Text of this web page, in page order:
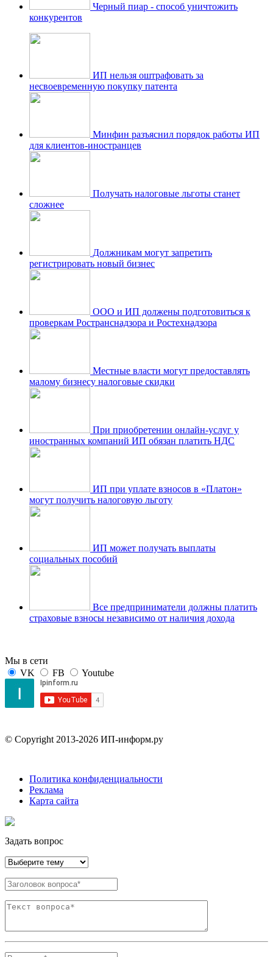
Черный пиар - способ уничтожить
конкурентов
ИП нельзя оштрафовать за
несвоевременную покупку патента
Минфин разъяснил порядок работы ИП
для клиентов-иностранцев
Получать налоговые льготы станет
сложнее
Должникам могут запретить
регистрировать новый бизнес
ООО и ИП должены подготовиться к
проверкам Ространснадзора и Ростехнадзора
Местные власти могут предоставлять
малому бизнесу налоговые скидки
При приобретении онлайн-услуг у
иностранных компаний ИП обязан платить НДС
ИП при уплате взносов в «Платон»
могут получить налоговую льготу
ИП может получать выплаты
социальных пособий
Все предприниматели должны платить
страховые взносы независимо от наличия дохода
Мы в сети
VK
FB Youtube
© Copyright 2013-2026 ИП-информ.ру
Политика конфиденциальности
Реклама
Карта сайта
Задать вопрос